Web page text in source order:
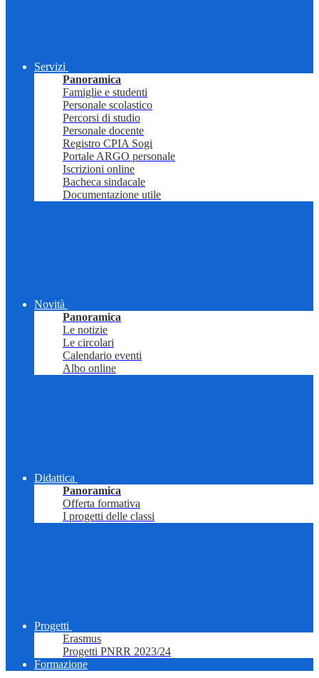
Servizi
Panoramica
Famiglie e studenti
Personale scolastico
Percorsi di studio
Personale docente
Registro CPIA Sogi
Portale ARGO personale
Iscrizioni online
Bacheca sindacale
Documentazione utile
Novità
Panoramica
Le notizie
Le circolari
Calendario eventi
Albo online
Didattica
Panoramica
Offerta formativa
I progetti delle classi
Progetti
Erasmus
Progetti PNRR 2023/24
Formazione